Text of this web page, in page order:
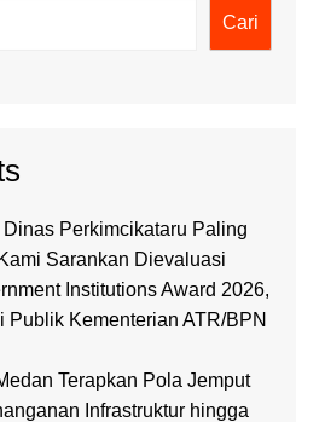
Cari
Perkimcikataru Paling
Sarankan Dievaluasi
Institutions Award 2026,
Publik Kementerian ATR/BPN
Terapkan Pola Jemput
Infrastruktur hingga